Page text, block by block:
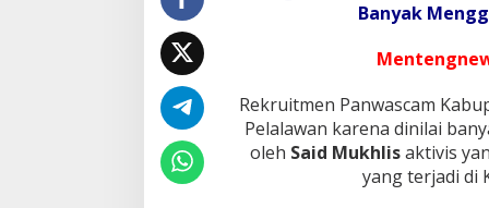
l
a
w
a
Banyak
Rekruitmen Panwascam
Pelalawan karena dinilai
oleh Said Mukhlisaktivis
yang terjadi di